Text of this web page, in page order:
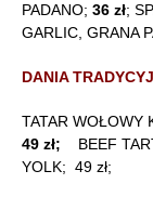
PADANO; 36 zł;
GARLIC, GRANA
DANIA
TATAR WOŁOWY
49 zł; BEEF
YOLK; 49 zł;